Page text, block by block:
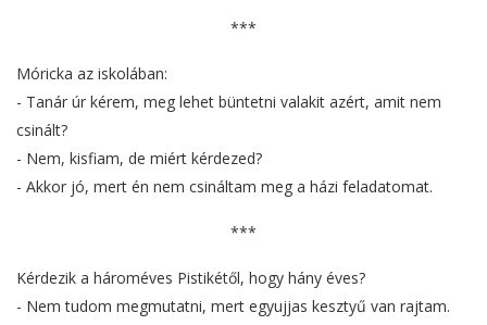
***
Móricka az iskolában:
- Tanár úr kérem, meg lehet büntetni valakit azért, amit nem
csinált?
- Nem, kisfiam, de miért kérdezed?
- Akkor jó, mert én nem csináltam meg a házi feladatomat.
***
Kérdezik a hároméves Pistikétől, hogy hány éves?
- Nem tudom megmutatni, mert egyujjas kesztyű van rajtam.